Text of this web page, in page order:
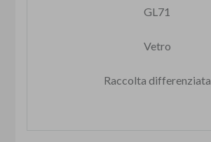
GL71
Vetro
Raccolta differenziata